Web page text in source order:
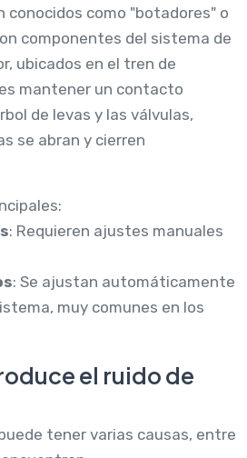
conocidos como "botadores" o
componentes del sistema de
ubicados en el tren de
mantener un contacto
de levas y las válvulas,
se abran y cierren
: Requieren ajustes manuales
: Se ajustan automáticamente
muy comunes en los
el ruido de
tener varias causas, entre